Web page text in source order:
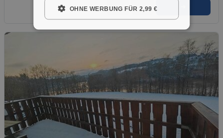
★ ➦
OHNE WERBUNG FÜR 2,99 €